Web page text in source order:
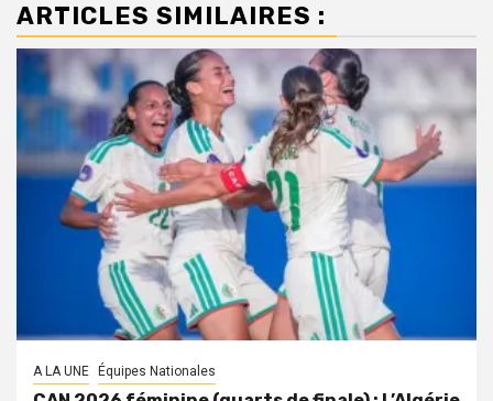
ARTICLES SIMILAIRES :
A LA UNE Équipes Nationales